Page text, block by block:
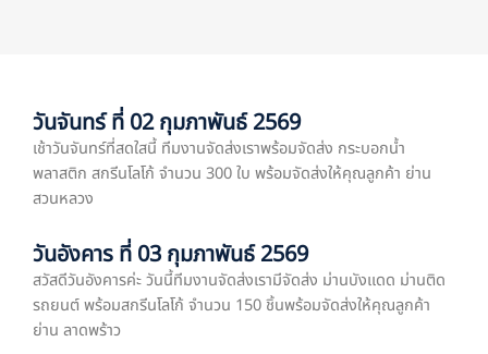
วันจันทร์ ที่ 02 กุมภาพันธ์ 2569
เช้าวันจันทร์ที่สดใสนี้ ทีมงานจัดส่งเราพร้อมจัดส่ง กระบอกน้ำ
พลาสติก สกรีนโลโก้ จำนวน 300 ใบ พร้อมจัดส่งให้คุณลูกค้า ย่าน
สวนหลวง
วันอังคาร ที่ 03 กุมภาพันธ์ 2569
สวัสดีวันอังคารค่ะ วันนี้ทีมงานจัดส่งเรามีจัดส่ง ม่านบังแดด ม่านติด
รถยนต์ พร้อมสกรีนโลโก้ จำนวน 150 ชิ้นพร้อมจัดส่งให้คุณลูกค้า
ย่าน ลาดพร้าว